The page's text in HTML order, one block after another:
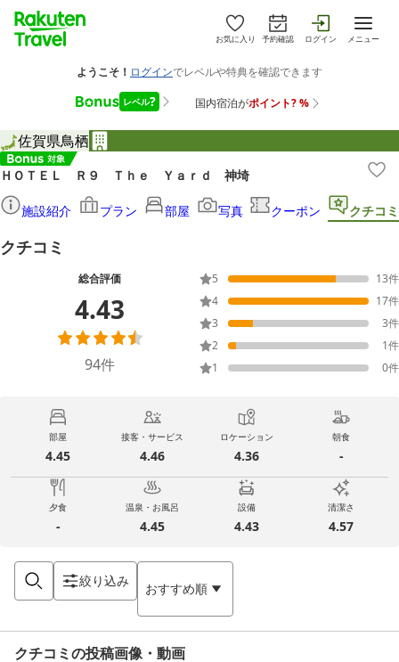
お気に入り 予約確認 ログイン メニュー
佐賀県鳥栖
ＨＯＴＥＬ Ｒ９ Ｔｈｅ Ｙａｒｄ 神埼
施設紹介 プラン 部屋 写真 クーポン クチコミ
クチコミ
総合評価
4.43
94件
5 13件
4
17件
3
3件
2
1件
1
0件
部屋
4.45
接客・サービス
4.46
ロケーション
4.36
朝食
-
夕食
-
温泉・お風呂
4.45
設備
4.43
清潔さ
4.57
絞り込み おすすめ順
クチコミの投稿画像・動画